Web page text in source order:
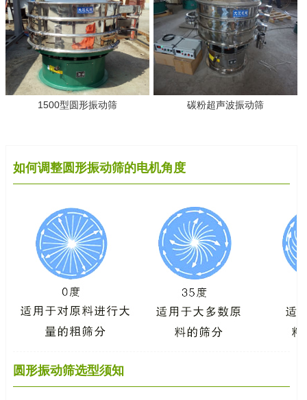
1500型圆形振动筛 碳粉超声波振动筛
如何调整圆形振动筛的电机角度
圆形振动筛选型须知